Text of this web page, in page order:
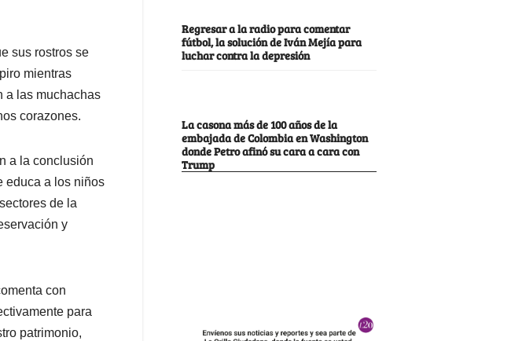
sus rostros se
mientras
a las muchachas
corazones.
a la conclusión
educa a los niños
de la
y
con
para
patrimonio,
Regresar a la radio para comentar
fútbol, la solución de Iván Mejía para
luchar contra la depresión
La casona más de 100 años de la
embajada de Colombia en Washington
donde Petro afinó su cara a cara con
Trump